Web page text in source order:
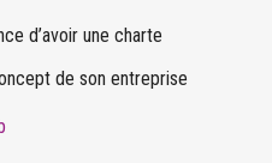
d’avoir une charte
de son entreprise